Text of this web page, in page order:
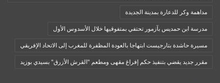
مداهمة وكر للدعارة بمدينة الجديدة
مدرسة ابن حمديس بآزمور تحتفي بمتفوقيها خلال الأسدوس الأول
مسيرة حاشدة بتارجيست ابتهاجا بالعودة المظفرة للمغرب إلى الاتحاد الإفريقي
مقرر جديد يقضي بتنفيذ حكم إفراغ مقهى ومطعم "القرش الأزرق" بسيدي بوزيد